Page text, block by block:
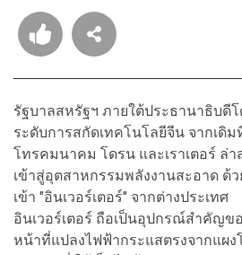
รัฐบาลสหรัฐฯ ภายใต้ประธานาธิบดี
ระดับการสกัดเทคโนโลยีจีน จากเดิ
โทรคมนาคม โดรน และเราเตอร์ ล่
เข้าสู่อุตสาหกรรมพลังงานสะอาด ด้
เข้า "อินเวอร์เตอร์" จากต่างประเทศ
อินเวอร์เตอร์ ถือเป็นอุปกรณ์สำคัญข
หน้าที่แปลงไฟฟ้ากระแสตรงจากแผง